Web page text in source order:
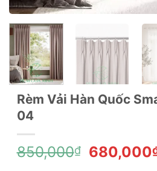
Rèm Vải Hàn Quốc
04
850,000₫
Giá
680,000